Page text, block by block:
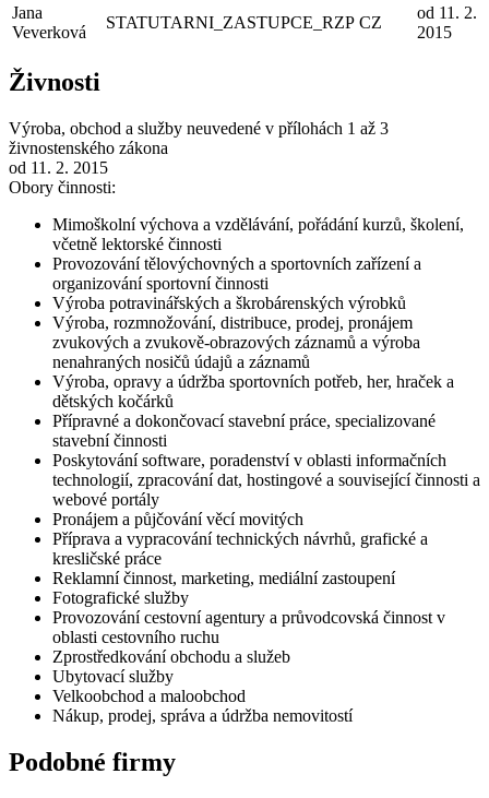
Jana
Veverková
STATUTARNI_ZASTUPCE_RZP CZ
od 11. 2.
2015
Živnosti
Výroba, obchod a služby neuvedené v přílohách 1 až 3
živnostenského zákona
od 11. 2. 2015
Obory činnosti:
Mimoškolní výchova a vzdělávání, pořádání kurzů, školení,
včetně lektorské činnosti
Provozování tělovýchovných a sportovních zařízení a
organizování sportovní činnosti
Výroba potravinářských a škrobárenských výrobků
Výroba, rozmnožování, distribuce, prodej, pronájem
zvukových a zvukově-obrazových záznamů a výroba
nenahraných nosičů údajů a záznamů
Výroba, opravy a údržba sportovních potřeb, her, hraček a
dětských kočárků
Přípravné a dokončovací stavební práce, specializované
stavební činnosti
Poskytování software, poradenství v oblasti informačních
technologií, zpracování dat, hostingové a související činnosti a
webové portály
Pronájem a půjčování věcí movitých
Příprava a vypracování technických návrhů, grafické a
kresličské práce
Reklamní činnost, marketing, mediální zastoupení
Fotografické služby
Provozování cestovní agentury a průvodcovská činnost v
oblasti cestovního ruchu
Zprostředkování obchodu a služeb
Ubytovací služby
Velkoobchod a maloobchod
Nákup, prodej, správa a údržba nemovitostí
Podobné firmy